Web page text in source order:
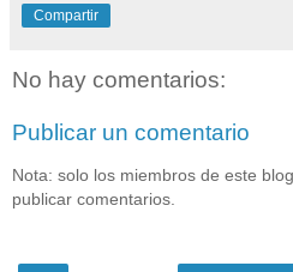
Compartir
No hay comentarios:
Publicar un comentario
Nota: solo los miembros de este
publicar comentarios.